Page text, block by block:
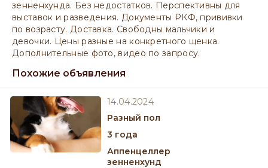
зенненхунда. Без недостатков. Перспективны для
выставок и разведения. Документы РКФ, прививки
по возрасту. Доставка. Свободны мальчики и
девочки. Цены разные на конкретного щенка.
Дополнительные фото, видео по запросу.
Похожие объявления
14.04.2024
разный пол
3 года
Аппенцеллер
зенненхунд